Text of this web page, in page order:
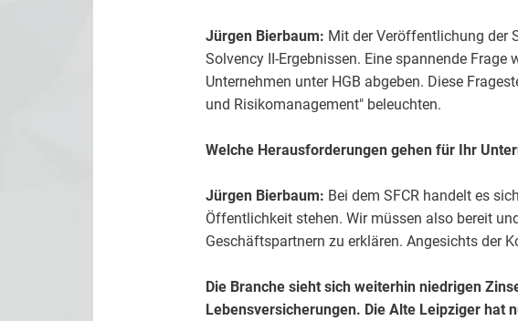
Jürgen Bierbaum: Mit der Veröffentlichung der
Solvency II-Ergebnissen. Eine spannende
Unternehmen unter HGB abgeben. Diese
und Risikomanagement" beleuchten.
Welche Herausforderungen gehen für Ihr
Jürgen Bierbaum: Bei dem SFCR handelt es
Öffentlichkeit stehen. Wir müssen also bereit
Geschäftspartnern zu erklären. Angesichts der
Die Branche sieht sich weiterhin niedrigen
Lebensversicherungen. Die Alte Leipziger hat